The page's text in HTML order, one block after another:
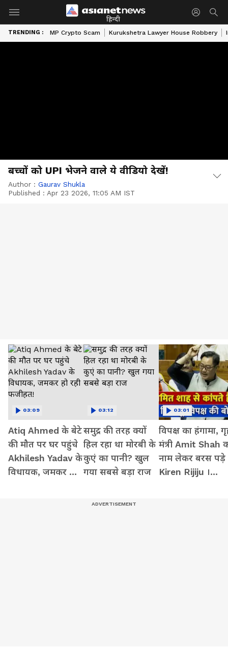
हिन्दी
TRENDING : MP Crypto Scam Kurukshetra Lawyer House Robbery
बच्चों को UPI भेजने वाले ये वीडियो देखें!
Author : Gaurav Shukla
Published : Apr 23 2026, 11:05 AM IST
Atiq Ahmed के बेटे
की मौत पर घर पहुंचे
Akhilesh Yadav के
विधायक, जमकर हो
03:09
समुद्र की तरह क्यों
हिल रहा था मोरबी के
कुएं का पानी? खुल
गया सबसे बड़ा राज
03:12
विपक्ष का हंगामा,
मंत्री Amit Shah
नाम लेकर बरस पड़े
Kiren Rijiju ।
03:01